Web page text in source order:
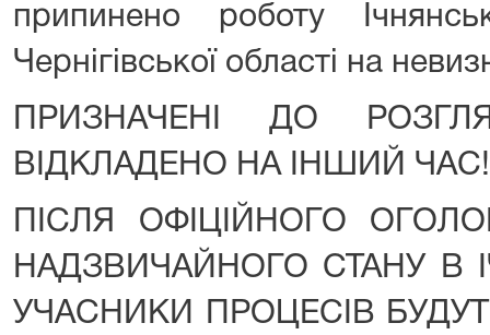
припинено роботу
Чернігівської області на
ПРИЗНАЧЕНІ ДО
ВІДКЛАДЕНО НА ІНШИЙ ЧАС!
ПІСЛЯ ОФІЦІЙНОГО
НАДЗВИЧАЙНОГО СТАНУ В
УЧАСНИКИ ПРОЦЕСІВ